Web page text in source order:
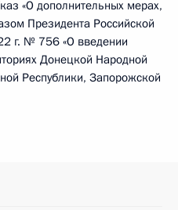
«О дополнительных мерах,
Президента Российской
г. № 756 «О введении
Донецкой Народной
Республики, Запорожской